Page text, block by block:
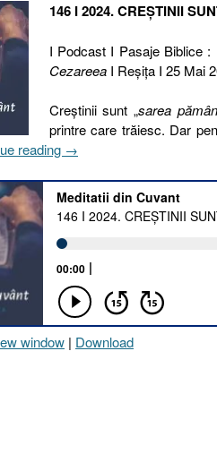
146 I 2024. CREȘTINII
I Podcast I Pasaje Biblice
CezareeaI Reşiţa I 25 Mai
Creștinii sunt „sarea
printre care trăiesc. Dar
reading „146
2024.
CREȘTINII
SUNT
SAREA
PĂMÂNTULUI
[Matei
5.13
I
Ioan
→
window | Download